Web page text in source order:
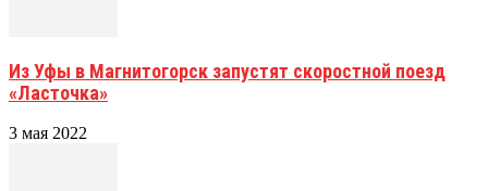
Из Уфы в Магнитогорск запустят скоростной поезд
«Ласточка»
3 мая 2022